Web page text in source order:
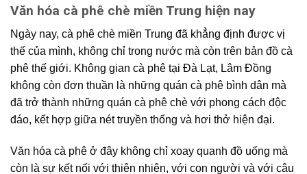
Văn hóa cà phê chè miền Trung hiện nay
Ngày nay, cà phê chè miền Trung đã khẳng định được vị
thế của mình, không chỉ trong nước mà còn trên bản đồ cà
phê thế giới. Không gian cà phê tại Đà Lạt, Lâm Đồng
không còn đơn thuần là những quán cà phê bình dân mà
đã trở thành những quán cà phê chè với phong cách độc
đáo, kết hợp giữa nét truyền thống và hơi thở hiện đại.
Văn hóa cà phê ở đây không chỉ xoay quanh đồ uống mà
còn là sự kết nối với thiên nhiên, với con người và với câu